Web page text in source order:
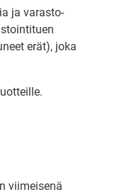
ja varasto-
erät), joka
viimeisenä